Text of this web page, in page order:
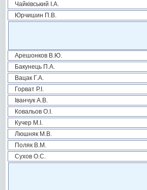
Чайківський І.А.
Юрчишин П.В.
Арешонков В.Ю.
Бакунець П.А.
Вацак Г.А.
Горват Р.І.
Іванчук А.В.
Ковальов О.І.
Кучер М.І.
Люшняк М.В.
Поляк В.М.
Сухов О.С.